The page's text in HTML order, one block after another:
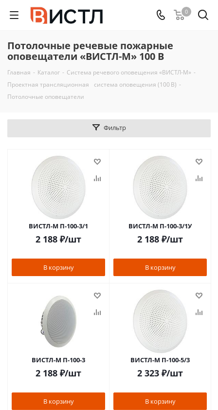
0
Потолочные речевые пожарные
оповещатели «ВИСТЛ-М» 100 В
Главная - Каталог - Система речевого оповещения «ВИСТЛ-М» -
Проектная трансляционная система оповещения (100 В) -
Потолочные оповещатели
Фильтр
ВИСТЛ-М П-100-3/1
2 188 ₽/шт
В корзину
ВИСТЛ-М П-100-3/1У
2 188 ₽/шт
В корзину
ВИСТЛ-М П-100-3
2 188 ₽/шт
В корзину
ВИСТЛ-М П-100-5/3
2 323 ₽/шт
В корзину